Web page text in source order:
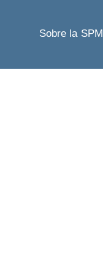
Sobre la SPM